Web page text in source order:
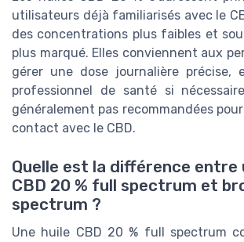
utilisateurs déjà familiarisés avec le
des concentrations plus faibles et
plus marqué. Elles conviennent aux
gérer une dose journalière précise,
professionnel de santé si
généralement pas recommandées
contact avec le CBD.
Quelle est la différence entre
CBD 20 % full spectrum et
spectrum ?
Une huile CBD 20 % full spectrum